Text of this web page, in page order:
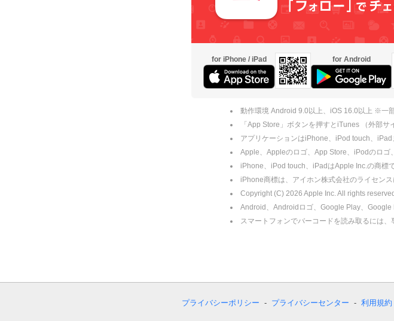
for iPhone / iPad for Android
動作環境 Android 9.0以上、iOS 16.0以上 ※一
「App Store」ボタンを押すとiTunes （外部サ
アプリケーションはiPhone、iPod touch、
Apple、Appleのロゴ、App Store、iPodのロゴ
iPhone、iPod touch、iPadはApple Inc.の商標
iPhone商標は、アイホン株式会社のライセン
Copyright (C) 2026 Apple Inc. All rights
Android、Androidロゴ、Google Play、
スマートフォンでバーコードを読み取るには
プライバシーポリシー プライバシーセンター 利用規約